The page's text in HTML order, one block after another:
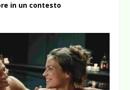
in un contesto